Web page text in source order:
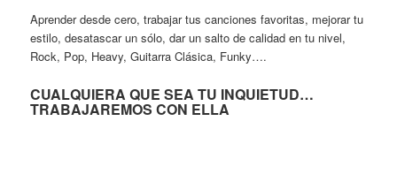
Aprender desde cero, trabajar tus canciones favoritas, mejorar tu
estilo, desatascar un sólo, dar un salto de calidad en tu nivel,
Rock, Pop, Heavy, Guitarra Clásica, Funky….
CUALQUIERA QUE SEA TU INQUIETUD…
TRABAJAREMOS CON ELLA